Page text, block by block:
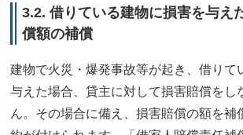
3.2. 借りている建物に損害を与え
償額の補償
建物で火災・爆発事故等が起き、借りて
与えた場合、貸主に対して損害賠償をし
ん。その場合に備え、損害賠償の額を補